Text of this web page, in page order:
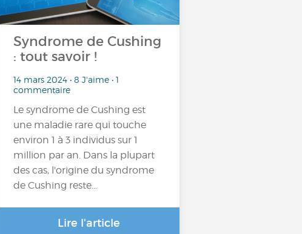
Syndrome de Cushing
: tout savoir !
14 mars 2024 • 8 J'aime • 1
commentaire
Le syndrome de Cushing est
une maladie rare qui touche
environ 1 à 3 individus sur 1
million par an. Dans la plupart
des cas, l'origine du syndrome
de Cushing reste…
Lire l'article